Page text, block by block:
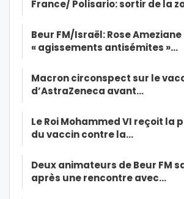
France/ Polisario: sortir de la
Beur FM/Israël: Rose
« agissements antisémites »…
Macron circonspect sur le
d’AstraZeneca avant…
Le Roi Mohammed VI reçoit la
du vaccin contre la…
Deux animateurs de Beur FM
après une rencontre avec…